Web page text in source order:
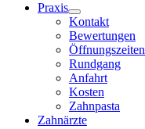
Praxis
Kontakt
Bewertungen
Öffnungszeiten
Rundgang
Anfahrt
Kosten
Zahnpasta
Zahnärzte